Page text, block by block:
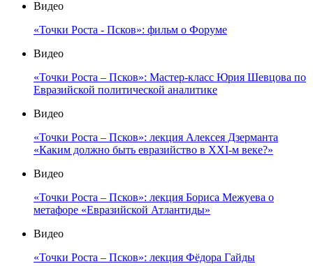
Видео
«Точки Роста - Псков»: фильм о Форуме
Видео
«Точки Роста – Псков»: Мастер-класс Юрия Шевцова по
Евразийской политической аналитике
Видео
«Точки Роста – Псков»: лекция Алексея Дзерманта
«Каким должно быть евразийство в XXI-м веке?»
Видео
«Точки Роста – Псков»: лекция Бориса Межуева о
метафоре «Евразийской Атлантиды»
Видео
«Точки Роста – Псков»: лекция Фёдора Гайды